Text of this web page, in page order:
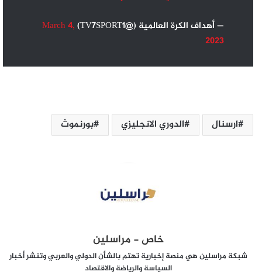
— أهداف الكرة العالمية (@TV7SPORT1)
March 4,
2023
ارسنال الدوري الانجليزي بورنموث
خاص - مراسلين
شبكة مراسلين هي منصة إخبارية تهتم بالشأن الدولي والعربي وتنشر أخبار
السياسة والرياضة والاقتصاد